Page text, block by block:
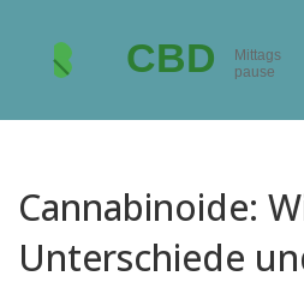
Cannabinoide:
Unterschiede